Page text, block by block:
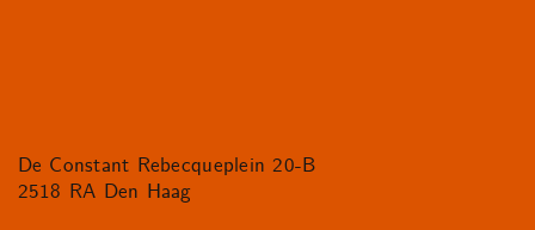
De Constant Rebecqueplein 20-B
2518 RA Den Haag